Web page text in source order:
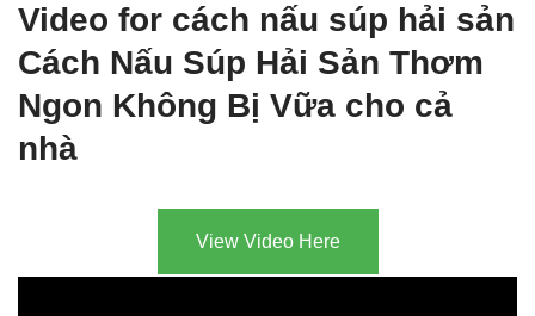
Video for cách nấu súp hải sản
Cách Nấu Súp Hải Sản Thơm
Ngon Không Bị Vữa cho cả
nhà
View Video Here